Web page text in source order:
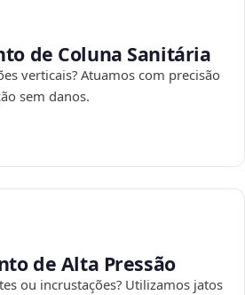
de Coluna Sanitária
verticais? Atuamos com precisão
sem danos.
de Alta Pressão
ou incrustações? Utilizamos jatos